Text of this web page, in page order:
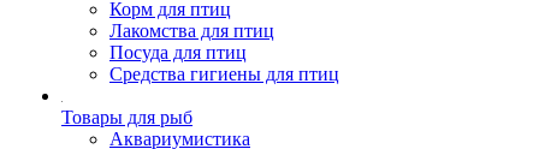
Корм для птиц
Лакомства для птиц
Посуда для птиц
Средства гигиены для птиц
Товары для рыб
Аквариумистика